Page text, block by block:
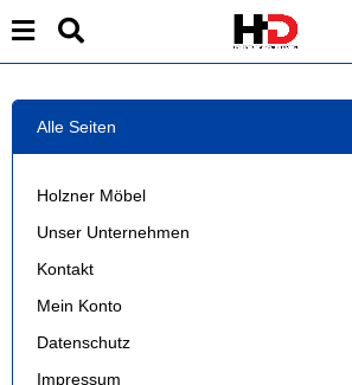
Alle Seiten
Holzner Möbel
Unser Unternehmen
Kontakt
Mein Konto
Datenschutz
Impressum